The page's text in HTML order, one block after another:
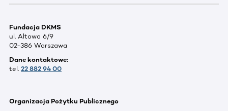
Fundacja DKMS
ul. Altowa 6/9
02-386 Warszawa
Dane kontaktowe:
tel. 22 882 94 00
Organizacja Pożytku Publicznego